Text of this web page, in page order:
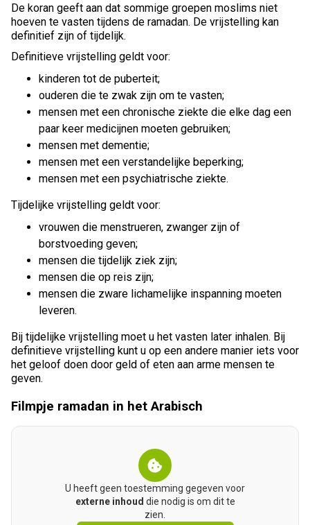
De koran geeft aan dat sommige groepen moslims niet
hoeven te vasten tijdens de ramadan. De vrijstelling kan
definitief zijn of tijdelijk.
Definitieve vrijstelling geldt voor:
kinderen tot de puberteit;
ouderen die te zwak zijn om te vasten;
mensen met een chronische ziekte die elke dag een
paar keer medicijnen moeten gebruiken;
mensen met dementie;
mensen met een verstandelijke beperking;
mensen met een psychiatrische ziekte.
Tijdelijke vrijstelling geldt voor:
vrouwen die menstrueren, zwanger zijn of
borstvoeding geven;
mensen die tijdelijk ziek zijn;
mensen die op reis zijn;
mensen die zware lichamelijke inspanning moeten
leveren.
Bij tijdelijke vrijstelling moet u het vasten later inhalen. Bij
definitieve vrijstelling kunt u op een andere manier iets voor
het geloof doen door geld of eten aan arme mensen te
geven.
Filmpje ramadan in het Arabisch
U heeft geen toestemming gegeven voor
externe inhoud die nodig is om dit te
zien.